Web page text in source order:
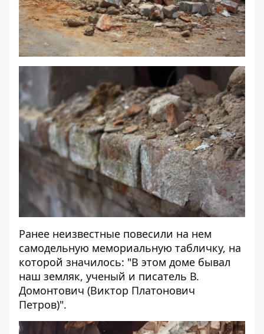
Ранее неизвестные повесили на нем
самодельную мемориальную табличку, на
которой значилось: "В этом доме бывал
наш земляк, ученый и писатель В.
Домонтович (Виктор Платонович
Петров)".